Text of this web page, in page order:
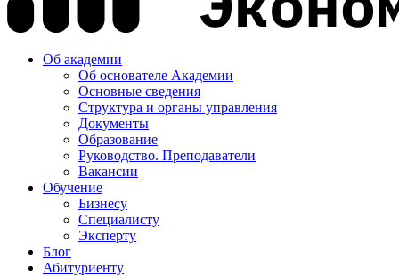
Об академии
Об основателе Академии
Основные сведения
Структура и органы управления
Документы
Образование
Руководство. Преподаватели
Вакансии
Обучение
Бизнесу
Специалисту
Эксперту
Блог
Абитуриенту